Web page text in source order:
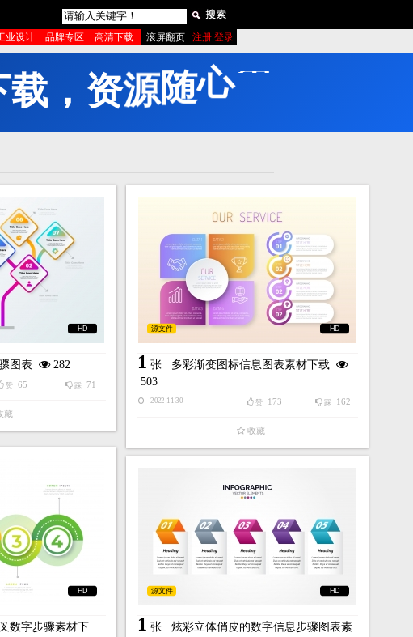
业设计 品牌专区 高清下载 注册 登录
滚屏翻页
载 ， 资源随心用
HD
图表 282
踩 71
赞 65
藏
HD
源文件
1 张 多彩渐变图标信息图表素材下载
503
2022-11-30 踩 162
赞 173
收藏
HD
数字步骤素材下
HD
源文件
1 张 炫彩立体俏皮的数字信息步骤图表素